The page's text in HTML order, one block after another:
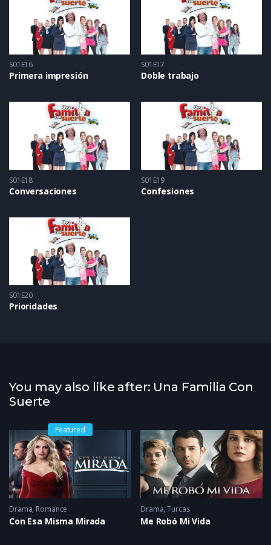
S01E16
Primera impresión
S01E17
Doble trabajo
S01E18
Conversaciones
S01E19
Confesiones
S01E20
Prioridades
You may also like after: Una Familia Con
Suerte
Featured
Drama, Romance
Con Esa Misma Mirada
Drama,Turcas
Me Robó Mi Vida